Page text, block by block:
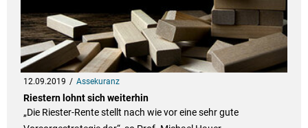
12.09.2019 Assekuranz
Riestern lohnt sich weiterhin
„Die Riester-Rente stellt nach wie vor eine sehr gute